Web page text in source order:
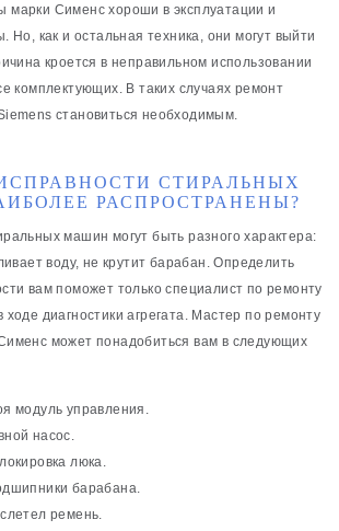
Сименс хороши в эксплуатации и
Но, как и остальная техника, они могут выйти
кроется в неправильном использовании
комплектующих. В таких случаях ремонт
становиться необходимым.
СТИРАЛЬНЫХ
РАСПРОСТРАНЕНЫ?
машин могут быть разного характера:
воду, не крутит барабан. Определить
вам поможет только специалист по ремонту
диагностики агрегата. Мастер по ремонту
может понадобиться вам в следующих
модуль управления.
насос.
люка.
барабана.
ремень.